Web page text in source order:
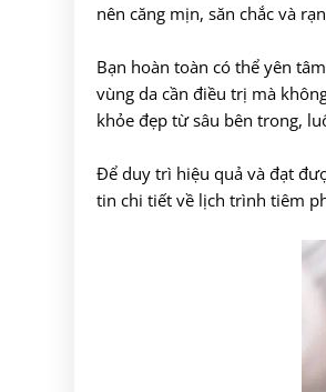
nên căng mịn, săn chắc và
Bạn hoàn toàn có thể yên
vùng da cần điều trị mà
khỏe đẹp từ sâu bên trong,
Để duy trì hiệu quả và đạt
tin chi tiết về lịch trình tiêm